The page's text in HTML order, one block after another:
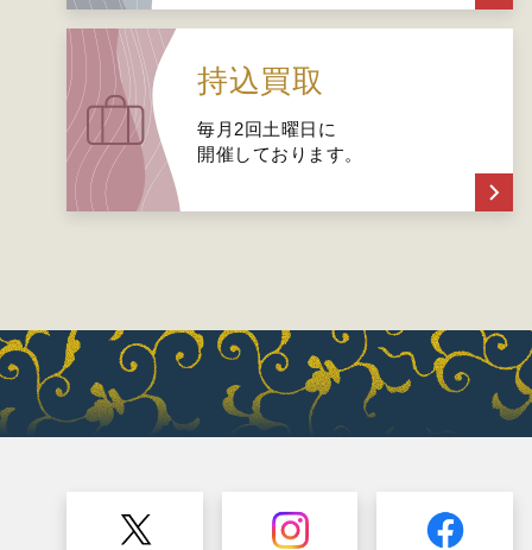
持込買取
毎月2回土曜日に
開催しております。